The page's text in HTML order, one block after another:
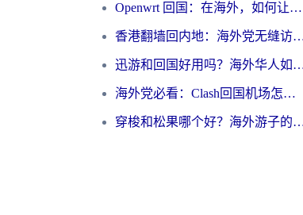
Openwrt 回国：在海外，如何让家的网络触手可及
香港翻墙回内地：海外党无缝访问国内资
迅游和回国好用吗？海外华人如何选
海外党必看：Clash回国机场怎么选？一篇搞定无缝访问国内资源的全攻略
穿梭和松果哪个好？海外游子的数字归